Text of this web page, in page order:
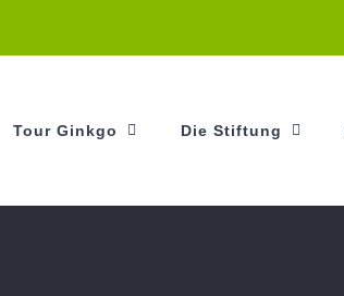
Tour Ginkgo Die Stiftung